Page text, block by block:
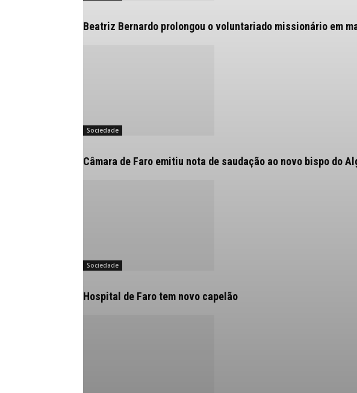
Beatriz Bernardo prolongou o voluntariado missionário em
Sociedade
Câmara de Faro emitiu nota de saudação ao novo bispo do
Sociedade
Hospital de Faro tem novo capelão